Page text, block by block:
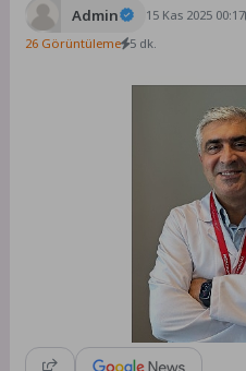
Admin 15 Kas 2025 00:17
26 Görüntüleme 5 dk.